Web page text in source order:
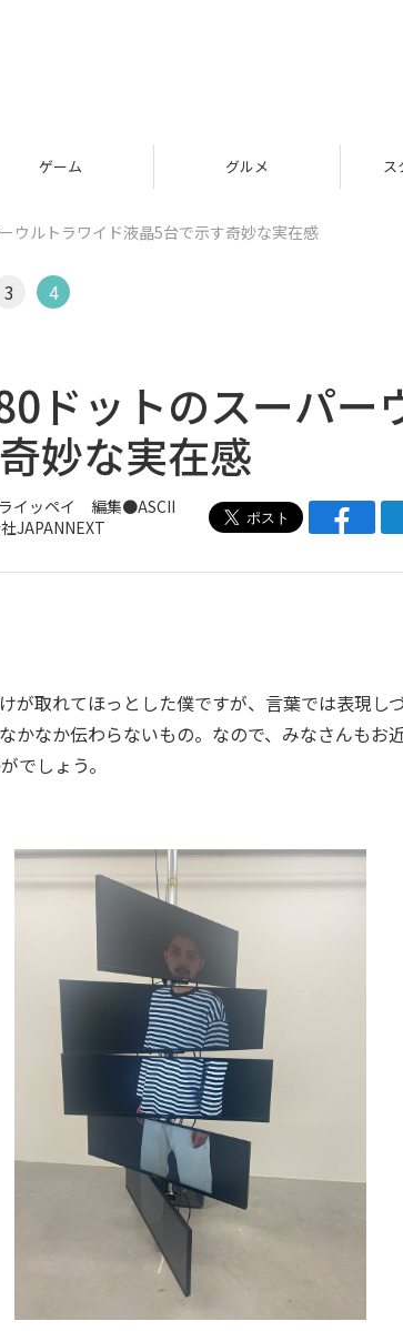
グルメ スタートアップ
ウルトラワイド液晶5台で示す奇妙な実在感
3 4
ドットのスーパー
妙な実在感
イッペイ
編集●ASCII
JAPANNEXT
取れてほっとした僕ですが、言葉では表現し
かなか伝わらないもの。なので、みなさんもお
でしょう。